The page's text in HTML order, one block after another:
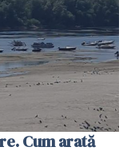
Cum arată